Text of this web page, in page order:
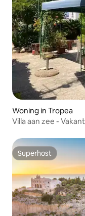
Woning in Tropea
Villa aan zee -
Superhost
Superhost